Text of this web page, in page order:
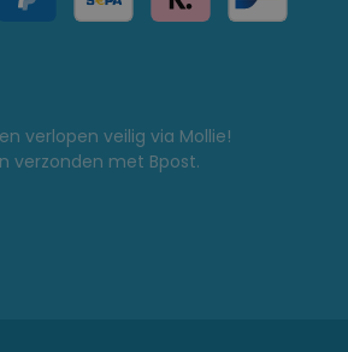
verlopen veilig via Mollie!
verzonden met Bpost.